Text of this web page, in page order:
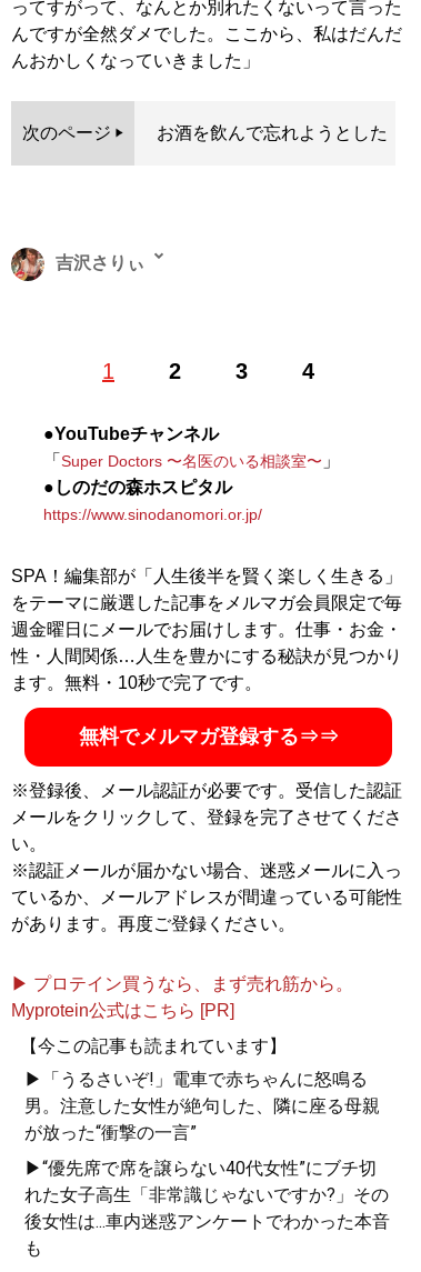
ってすがって、なんとか別れたくないって言った
んですが全然ダメでした。ここから、私はだんだ
んおかしくなっていきました」
次のページ お酒を飲んで忘れようとした
1 2 3 4
吉沢さりぃ
辺グラドルの胸のうち
』（イースト・プレス）、『現役
話』、『現役グラドルがカラダを張って体験してきまし
』（ともに彩図社）などがある。趣味は飲酒、箱根駅
伝、少女漫画。X（旧Twitter）：
記事一覧へ
●YouTubeチャンネル
「 Super Doctors 〜名医のいる相談室〜 」‪
●しのだの森ホスピタル
https://www.sinodanomori.or.jp/
SPA！編集部が「人生後半を賢く楽しく生きる」
をテーマに厳選した記事をメルマガ会員限定で毎
週金曜日にメールでお届けします。仕事・お金・
性・人間関係…人生を豊かにする秘訣が見つかり
ます。無料・10秒で完了です。
無料でメルマガ登録する⇒⇒
※登録後、メール認証が必要です。受信した認証
メールをクリックして、登録を完了させてくださ
い。
※認証メールが届かない場合、迷惑メールに入っ
ているか、メールアドレスが間違っている可能性
があります。再度ご登録ください。
▶ プロテイン買うなら、まず売れ筋から。
Myprotein公式はこちら [PR]
【今この記事も読まれています】
▶「うるさいぞ!」電車で赤ちゃんに怒鳴る
男。注意した女性が絶句した、隣に座る母親
が放った“衝撃の一言”
▶“優先席で席を譲らない40代女性”にブチ切
れた女子高生「非常識じゃないですか?」その
後女性は...車内迷惑アンケートでわかった本音
も